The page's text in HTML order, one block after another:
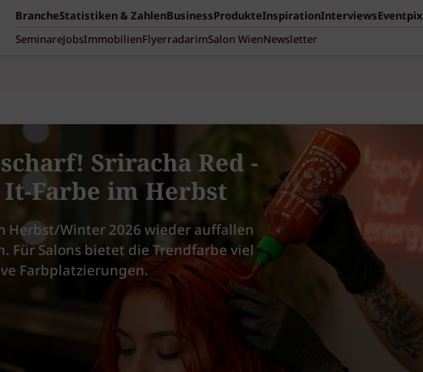
BrancheStatistiken & ZahlenBusinessProdukteInspirationInterviewsEventpix
SeminareJobsImmobilienFlyerradarimSalon WienNewsletter
Sriracha Red -
Farbe im Herbst
Herbst/Winter 2026 wieder auffallen
Für Salons bietet die Trendfarbe viel
Farbplatzierungen.